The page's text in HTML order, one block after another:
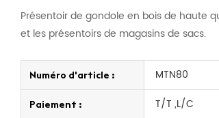
Présentoir de gondole en bois de haute
et les présentoirs de magasins de sacs.
Numéro d'article : MTN80
Paiement : T/T ,L/C